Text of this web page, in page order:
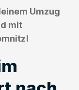
Umzug
mit